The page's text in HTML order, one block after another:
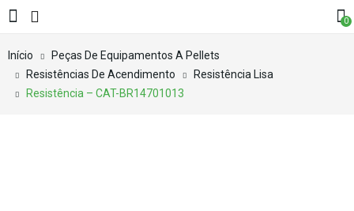
0
Início
Peças De Equipamentos A Pellets
Resistências De Acendimento
Resistência Lisa
Resistência – CAT-BR14701013